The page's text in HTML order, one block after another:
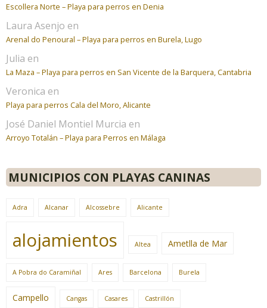
Escollera Norte – Playa para perros en Denia
Laura Asenjo en
Arenal do Penoural – Playa para perros en Burela, Lugo
Julia en
La Maza – Playa para perros en San Vicente de la Barquera, Cantabria
Veronica en
Playa para perros Cala del Moro, Alicante
José Daniel Montiel Murcia en
Arroyo Totalán – Playa para Perros en Málaga
MUNICIPIOS CON PLAYAS CANINAS
Adra Alcanar Alcossebre Alicante
alojamientos Altea Ametlla de Mar
A Pobra do Caramiñal Ares Barcelona Burela
Campello Cangas Casares Castrillón